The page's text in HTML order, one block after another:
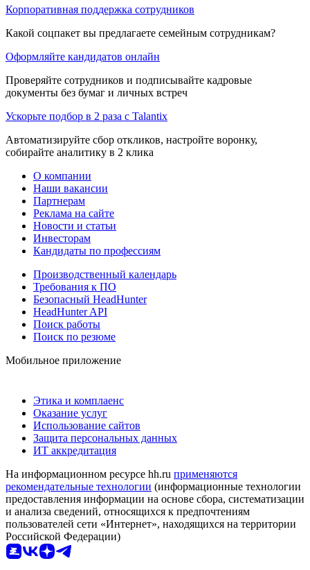
Корпоративная поддержка сотрудников
Какой соцпакет вы предлагаете семейным сотрудникам?
Оформляйте кандидатов онлайн
Проверяйте сотрудников и подписывайте кадровые
документы без бумаг и личных встреч
Ускорьте подбор в 2 раза с Talantix
Автоматизируйте сбор откликов, настройте воронку,
собирайте аналитику в 2 клика
О компании
Наши вакансии
Партнерам
Реклама на сайте
Новости и статьи
Инвесторам
Кандидаты по профессиям
Производственный календарь
Требования к ПО
Безопасный HeadHunter
HeadHunter API
Поиск работы
Поиск по резюме
Мобильное приложение
Этика и комплаенс
Оказание услуг
Использование сайтов
Защита персональных данных
ИТ аккредитация
На информационном ресурсе hh.ru применяются
рекомендательные технологии (информационные технологии
предоставления информации на основе сбора, систематизации
и анализа сведений, относящихся к предпочтениям
пользователей сети «Интернет», находящихся на территории
Российской Федерации)